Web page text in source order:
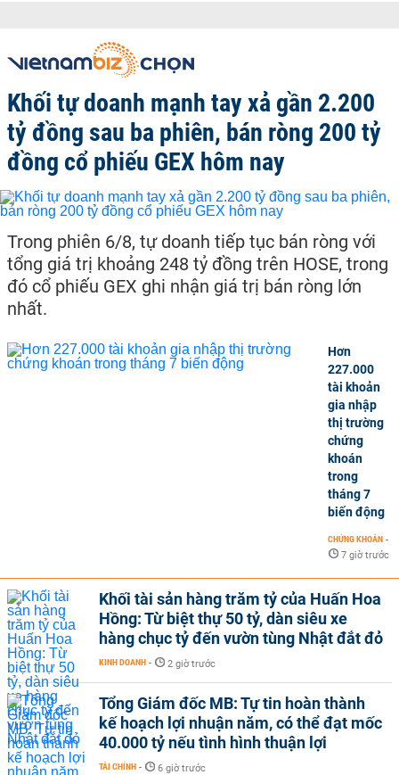
Khối tự doanh mạnh tay xả gần 2.200
tỷ đồng sau ba phiên, bán ròng 200 tỷ
đồng cổ phiếu GEX hôm nay
Trong phiên 6/8, tự doanh tiếp tục bán ròng với
tổng giá trị khoảng 248 tỷ đồng trên HOSE, trong
đó cổ phiếu GEX ghi nhận giá trị bán ròng lớn
nhất.
Hơn
227.000
tài khoản
gia nhập
thị trường
chứng
khoán
trong
tháng 7
biến động
CHỨNG KHOÁN -
7 giờ trước
Khối tài sản hàng trăm tỷ của Huấn Hoa
Hồng: Từ biệt thự 50 tỷ, dàn siêu xe
hàng chục tỷ đến vườn tùng Nhật đắt đỏ
KINH DOANH - 2 giờ trước
Tổng Giám đốc MB: Tự tin hoàn thành
kế hoạch lợi nhuận năm, có thể đạt mốc
40.000 tỷ nếu tình hình thuận lợi
TÀI CHÍNH - 6 giờ trước